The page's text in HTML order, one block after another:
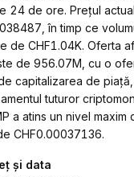
24 de ore. Prețul
în timp ce
de CHF1.04K. Oferta
de 956.07M, cu o
capitalizarea de
tuturor
a atins un nivel maxim
CHF0.00037136.
și data